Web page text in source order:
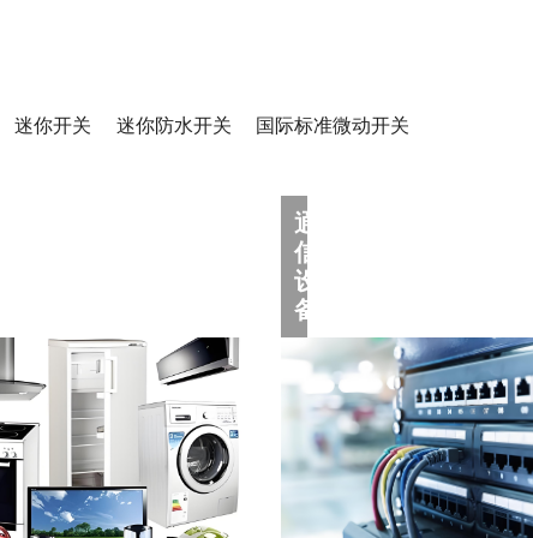
迷你开关 迷你防水开关 国际标准微动开关
备